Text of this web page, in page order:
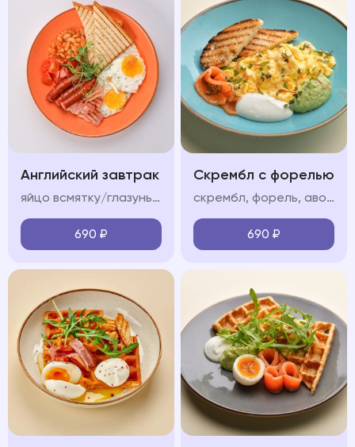
Английский завтрак
яйцо всмятку/глазунья, бекон, колбаски, фасоль в томатном соусе, помидор, тосты
690 ₽
Скрембл с форелью
скрембл, форель, авокадо мусс, крем фреш, пармезан/тосты
690 ₽